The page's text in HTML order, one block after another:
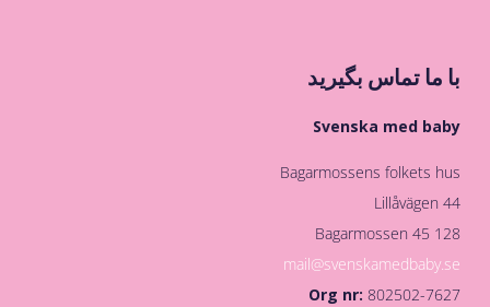
با ما تماس بگیرید
Svenska med baby
Bagarmossens folkets hus
Lillåvägen 44
128 45 Bagarmossen
mail@svenskamedbaby.se
Org nr:802502-7627